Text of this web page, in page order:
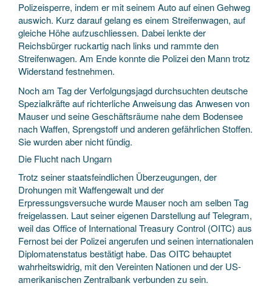
Polizeisperre, indem er mit seinem Auto auf einen Gehweg
auswich. Kurz darauf gelang es einem Streifenwagen, auf
gleiche Höhe aufzuschliessen. Dabei lenkte der
Reichsbürger ruckartig nach links und rammte den
Streifenwagen. Am Ende konnte die Polizei den Mann trotz
Widerstand festnehmen.
Noch am Tag der Verfolgungsjagd durchsuchten deutsche
Spezialkräfte auf richterliche Anweisung das Anwesen von
Mauser und seine Geschäftsräume nahe dem Bodensee
nach Waffen, Sprengstoff und anderen gefährlichen Stoffen.
Sie wurden aber nicht fündig.
Die Flucht nach Ungarn
Trotz seiner staatsfeindlichen Überzeugungen, der
Drohungen mit Waffengewalt und der
Erpressungsversuche wurde Mauser noch am selben Tag
freigelassen. Laut seiner eigenen Darstellung auf Telegram,
weil das Office of International Treasury Control (OITC) aus
Fernost bei der Polizei angerufen und seinen internationalen
Diplomatenstatus bestätigt habe. Das OITC behauptet
wahrheitswidrig, mit den Vereinten Nationen und der US-
amerikanischen Zentralbank verbunden zu sein.